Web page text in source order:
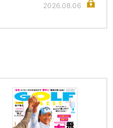
2026.08.06